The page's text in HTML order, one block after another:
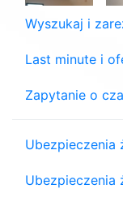
Wyszukaj i
Last minute i
Zapytanie o
Ubezpieczenia
Ubezpieczenia